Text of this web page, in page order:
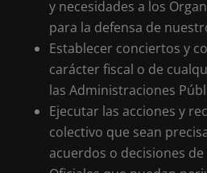
y necesidades a los
para la defensa de
Establecer conciertos y
carácter fiscal o de
las Administraciones
Ejecutar las acciones y
colectivo que sean
acuerdos o decisiones